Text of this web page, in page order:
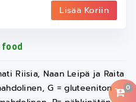
0
Lisää Koriin
food
Riisia, Naan Leipä ja Raita
G = gluteeniton